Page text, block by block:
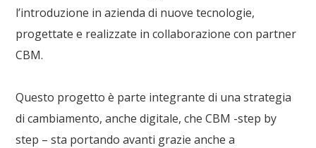
l’introduzione in azienda di nuove tecnologie,
progettate e realizzate in collaborazione con partner
CBM.
Questo progetto è parte integrante di una strategia
di cambiamento, anche digitale, che CBM -step by
step – sta portando avanti grazie anche a